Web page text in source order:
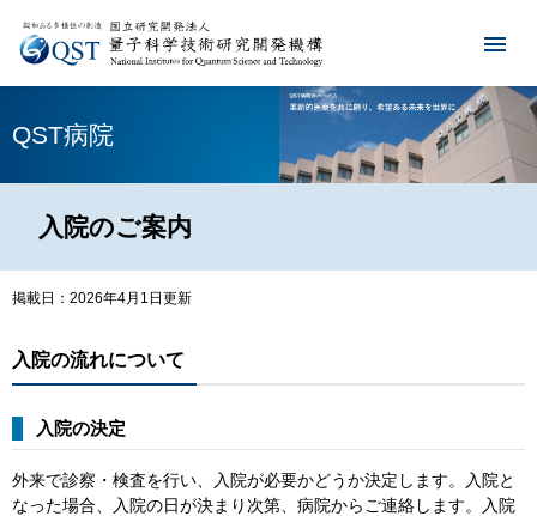
QST病院
入院のご案内
掲載日：2026年4月1日更新
入院の流れについて
入院の決定
外来で診察・検査を行い、入院が必要かどうか決定します。入院と
なった場合、入院の日が決まり次第、病院からご連絡します。入院